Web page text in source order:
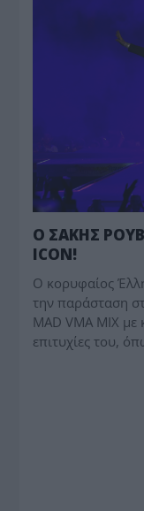
Ο ΣΑΚΗΣ
ICON!
O κορυφαίος
την παράσταση
MAD VMA MIX με
επιτυχίες του,